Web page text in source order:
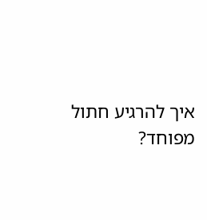
איך להרגיע חתול
מפוחד?